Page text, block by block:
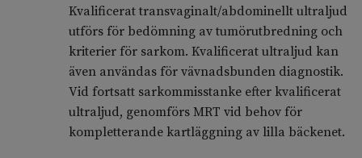
Kvalificerat transvaginalt/abdominellt ultraljud
utförs för bedömning av tumörutbredning och
kriterier för sarkom. Kvalificerat ultraljud kan
även användas för vävnadsbunden diagnostik.
Vid fortsatt sarkommisstanke efter kvalificerat
ultraljud, genomförs MRT vid behov för
kompletterande kartläggning av lilla bäckenet.